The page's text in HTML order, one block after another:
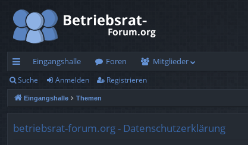
ch
ne
Eingangshalle Foren
Mitglieder
Suche Anmelden Registrieren
Eingangshalle Themen
betriebsrat-forum.org - Datenschutzerklärung